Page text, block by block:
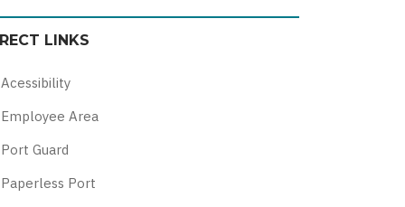
blue
theme
high
visibility
soft
theme
LINKS
Acessibility
Employee Area
Port Guard
Paperless Port